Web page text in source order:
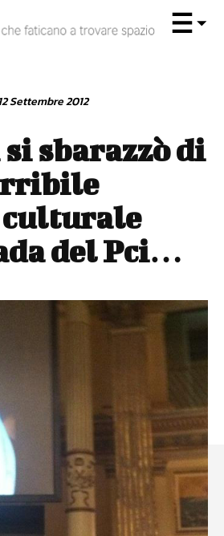
12 Settembre 2012
sbarazzò di
del Pci…